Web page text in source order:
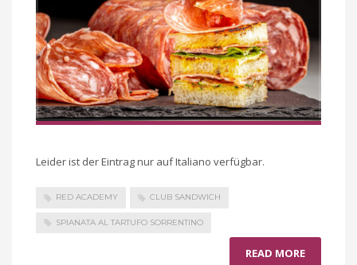
Leider ist der Eintrag nur auf Italiano verfügbar.
RED ACADEMY CLUB SANDWICH
SPIANATA AL TARTUFO SORRENTINO
READ MORE